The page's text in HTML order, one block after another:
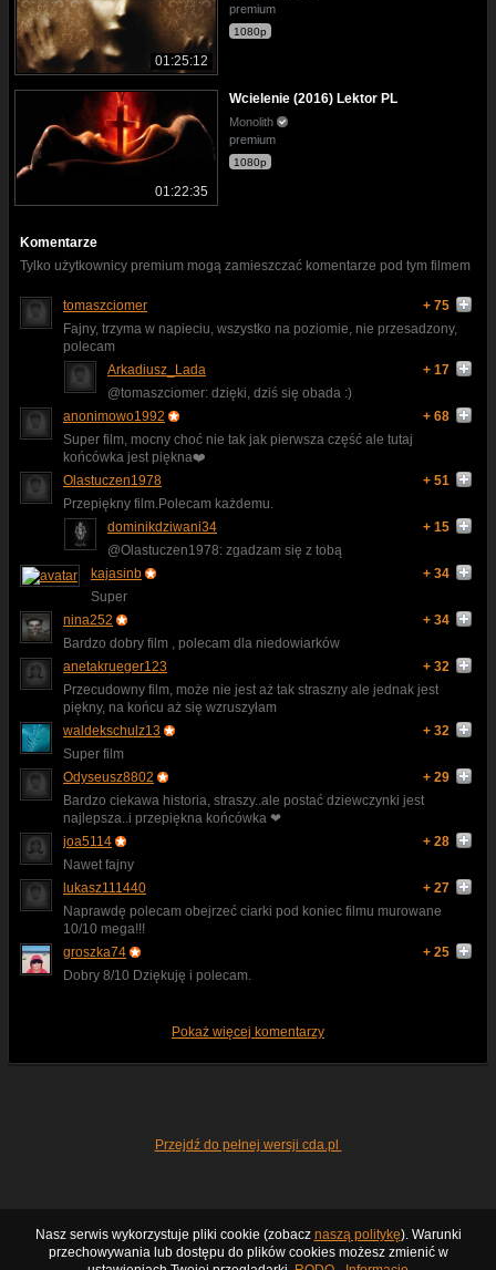
01:25:12
premium
1080p
01:22:35
Wcielenie (2016) Lektor PL
Monolith
premium
1080p
Komentarze
Tylko użytkownicy premium mogą zamieszczać komentarze pod tym filmem
tomaszciomer
+ 75
Fajny, trzyma w napieciu, wszystko na poziomie, nie przesadzony,
polecam
Arkadiusz_Lada
+ 17
@tomaszciomer: dzięki, dziś się obada :)
anonimowo1992
+ 68
Super film, mocny choć nie tak jak pierwsza część ale tutaj
końcówka jest piękna❤️
Olastuczen1978
+ 51
Przepiękny film.Polecam każdemu.
dominikdziwani34
+ 15
@Olastuczen1978: zgadzam się z tobą
kajasinb
+ 34
Super
nina252
+ 34
Bardzo dobry film , polecam dla niedowiarków
anetakrueger123
+ 32
Przecudowny film, może nie jest aż tak straszny ale jednak jest
piękny, na końcu aż się wzruszyłam
waldekschulz13
+ 32
Super film
Odyseusz8802
+ 29
Bardzo ciekawa historia, straszy..ale postać dziewczynki jest
najlepsza..i przepiękna końcówka ❤
joa5114
+ 28
Nawet fajny
lukasz111440
+ 27
Naprawdę polecam obejrzeć ciarki pod koniec filmu murowane
10/10 mega!!!
groszka74
+ 25
Dobry 8/10 Dziękuję i polecam.
Pokaż więcej komentarzy
Przejdź do pełnej wersji cda.pl
Nasz serwis wykorzystuje pliki cookie (zobacz naszą politykę). Warunki
przechowywania lub dostępu do plików cookies możesz zmienić w